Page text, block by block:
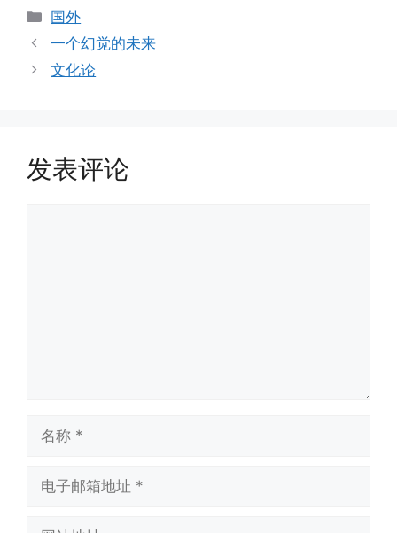
分
国外
一个幻觉的未来
文化论
发表评论